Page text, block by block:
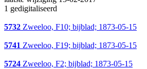
1 gedigitaliseerd
5732 Zweeloo, F10; bijblad; 1873-05-15
5741 Zweeloo, F19; bijblad; 1873-05-15
5724 Zweeloo, F2; bijblad; 1873-05-15